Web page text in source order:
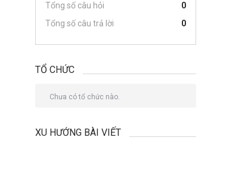
Tổng số câu hỏi
0
Tổng số câu trả lời
0
TỔ CHỨC
Chưa có tổ chức nào.
XU HƯỚNG BÀI VIẾT